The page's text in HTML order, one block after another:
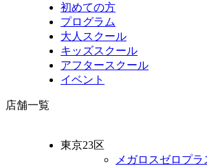
初めての方
プログラム
大人スクール
キッズスクール
アフタースクール
イベント
店舗一覧
東京23区
メガロスゼロプ